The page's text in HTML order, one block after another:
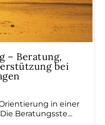
– Beratung,
bei
in einer
Beratungsste